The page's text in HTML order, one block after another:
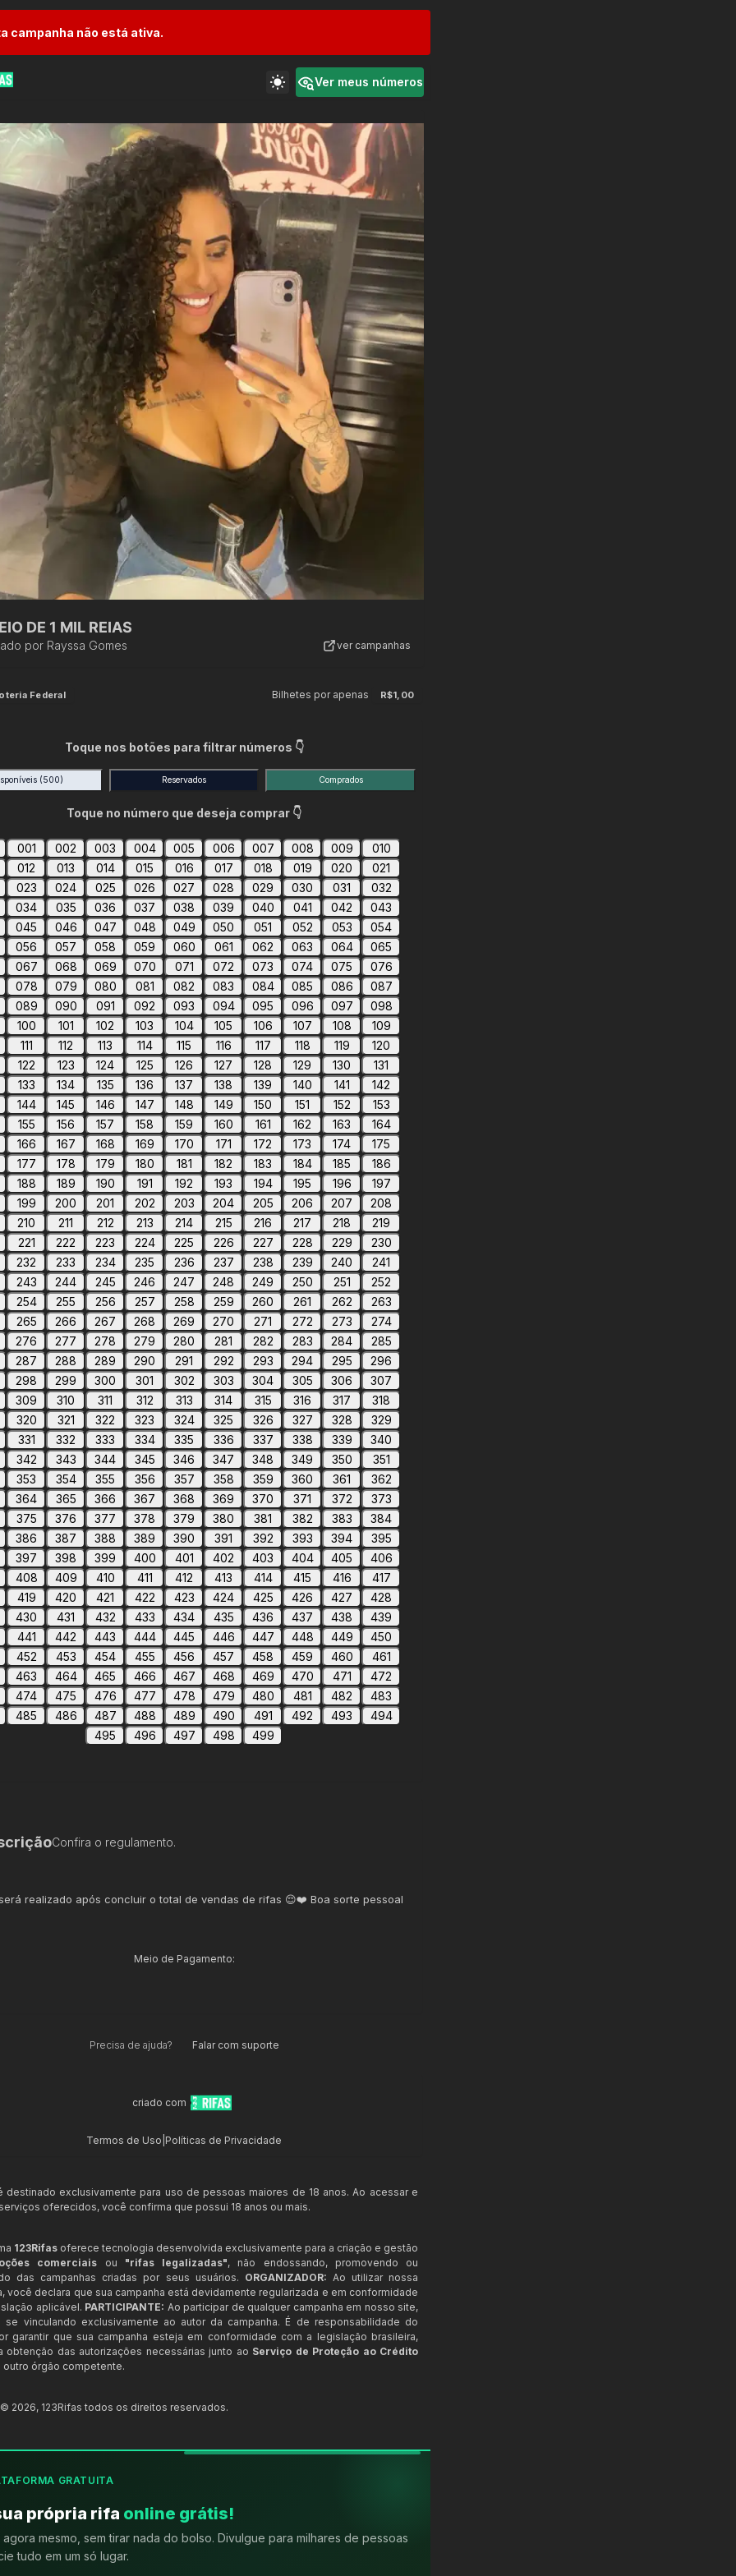
campanha não está ativa.
Ver meus números
DE 1 MIL REIAS
por Rayssa Gomes ver campanhas
Federal Bilhetes por apenas R$1,00
Toque nos botões para filtrar números 👇
(500) Reservados Comprados
Toque no número que deseja comprar 👇
001 002 003 004 005 006 007 008 009
010
012
013 014 015 016 017 018 019 020
021
023
024 025 026 027 028 029 030 031
032
034
035 036 037 038 039 040 041 042
043
045
046 047 048 049 050 051 052 053
054
056
057 058 059 060 061 062 063 064
065
067
068 069 070 071 072 073 074 075
076
078
079 080 081 082 083 084 085 086
087
089
090 091 092 093 094 095 096 097
098
100
101 102 103 104 105 106 107 108
109
111
112 113 114 115 116 117 118 119
120
122
123 124 125 126 127 128 129 130
131
133
134 135 136 137 138 139 140 141
142
144
145 146 147 148 149 150 151 152
153
155
156 157 158 159 160 161 162 163
164
166
167 168 169 170 171 172 173 174
175
177
178 179 180 181 182 183 184 185
186
188
189 190 191 192 193 194 195 196
197
199
200 201 202 203 204 205 206 207
208
210
211 212 213 214 215 216 217 218
219
221
222 223 224 225 226 227 228 229
230
232
233 234 235 236 237 238 239 240
241
243
244 245 246 247 248 249 250 251
252
254
255 256 257 258 259 260 261 262
263
265
266 267 268 269 270 271 272 273
274
276
277 278 279 280 281 282 283 284
285
287
288 289 290 291 292 293 294 295
296
298
299 300 301 302 303 304 305 306
307
309
310 311 312 313 314 315 316 317
318
320
321 322 323 324 325 326 327 328
329
331
332 333 334 335 336 337 338 339
340
342
343 344 345 346 347 348 349 350
351
353
354 355 356 357 358 359 360 361
362
364
365 366 367 368 369 370 371 372
373
375
376 377 378 379 380 381 382 383
384
386
387 388 389 390 391 392 393 394
395
397
398 399 400 401 402 403 404 405
406
408
409 410 411 412 413 414 415 416
417
419
420 421 422 423 424 425 426 427
428
430
431 432 433 434 435 436 437 438
439
441
442 443 444 445 446 447 448 449
450
452
453 454 455 456 457 458 459 460
461
463
464 465 466 467 468 469 470 471
472
474
475 476 477 478 479 480 481 482
483
485
486 487 488 489 490 491 492 493
494
495
496 497 498 499
Confira o regulamento.
realizado após concluir o total de vendas de rifas 😌❤️ Boa sorte pessoal
Meio de Pagamento:
Precisa de ajuda? Falar com suporte
criado com
Termos de Uso Políticas de Privacidade
destinado exclusivamente para uso de pessoas maiores de 18 anos. Ao acessar e
oferecidos, você confirma que possui 18 anos ou mais.
123Rifas oferece tecnologia desenvolvida exclusivamente para a criação e gestão
comerciais ou "rifas legalizadas", não endossando, promovendo ou
das campanhas criadas por seus usuários. ORGANIZADOR: Ao utilizar nossa
você declara que sua campanha está devidamente regularizada e em conformidade
aplicável. PARTICIPANTE: Ao participar de qualquer campanha em nosso site,
se vinculando exclusivamente ao autor da campanha. É de responsabilidade do
garantir que sua campanha esteja em conformidade com a legislação brasileira,
obtenção das autorizações necessárias junto ao Serviço de Proteção ao Crédito
órgão competente.
© 2026, 123Rifas todos os direitos reservados.
GRATUITA
própria rifa online grátis!
mesmo, sem tirar nada do bolso. Divulgue para milhares de pessoas
tudo em um só lugar.